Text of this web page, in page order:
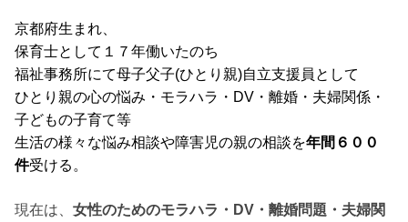
京都府生まれ、
保育士として１７年働いたのち
福祉事務所にて母子父子(ひとり親)自立支援員として
ひとり親の心の悩み・モラハラ・DV・離婚・夫婦関係・
子どもの子育て等
生活の様々な悩み相談や障害児の親の相談を年間６００
件受ける。
現在は、女性のためのモラハラ・DV・離婚問題・夫婦関